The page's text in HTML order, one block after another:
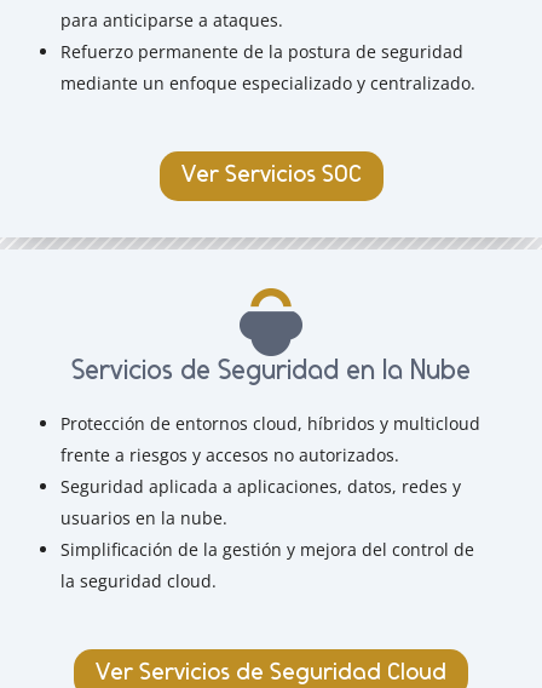
para anticiparse a ataques.
Refuerzo permanente de la postura de seguridad
mediante un enfoque especializado y centralizado.
Ver Servicios SOC
Servicios de Seguridad en la Nube
Protección de entornos cloud, híbridos y multicloud
frente a riesgos y accesos no autorizados.
Seguridad aplicada a aplicaciones, datos, redes y
usuarios en la nube.
Simplificación de la gestión y mejora del control de
la seguridad cloud.
Ver Servicios de Seguridad Cloud